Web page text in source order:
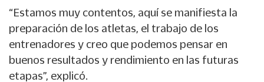
“Estamos muy contentos, aquí se manifiesta la
preparación de los atletas, el trabajo de los
entrenadores y creo que podemos pensar en
buenos resultados y rendimiento en las futuras
etapas”, explicó.